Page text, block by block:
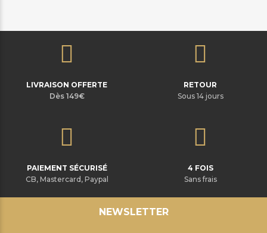
LIVRAISON OFFERTE
Dès 149€
RETOUR
Sous 14 jours
PAIEMENT SÉCURISÉ
CB, Mastercard, Paypal
4 FOIS
Sans frais
NEWSLETTER